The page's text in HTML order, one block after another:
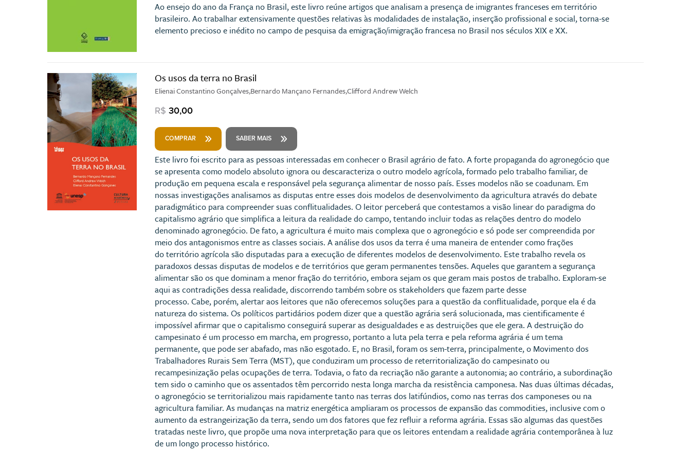
Ao ensejo do ano da França no Brasil, este livro reúne artigos que analisam a presença de imigrantes franceses em território
brasileiro. Ao trabalhar extensivamente questões relativas às modalidades de instalação, inserção profissional e social, torna-se
elemento precioso e inédito no campo de pesquisa da emigração/imigração francesa no Brasil nos séculos XIX e XX.
Os usos da terra no Brasil
Elienai Constantino Gonçalves,Bernardo Mançano Fernandes,Clifford Andrew Welch
R$ 30,00
COMPRAR SABER MAIS
Este livro foi escrito para as pessoas interessadas em conhecer o Brasil agrário de fato. A forte propaganda do agronegócio que
se apresenta como modelo absoluto ignora ou descaracteriza o outro modelo agrícola, formado pelo trabalho familiar, de
produção em pequena escala e responsável pela segurança alimentar de nosso país. Esses modelos não se coadunam. Em
nossas investigações analisamos as disputas entre esses dois modelos de desenvolvimento da agricultura através do debate
paradigmático para compreender suas conflitualidades. O leitor perceberá que contestamos a visão linear do paradigma do
capitalismo agrário que simplifica a leitura da realidade do campo, tentando incluir todas as relações dentro do modelo
denominado agronegócio. De fato, a agricultura é muito mais complexa que o agronegócio e só pode ser compreendida por
meio dos antagonismos entre as classes sociais. A análise dos usos da terra é uma maneira de entender como frações
do território agrícola são disputadas para a execução de diferentes modelos de desenvolvimento. Este trabalho revela os
paradoxos dessas disputas de modelos e de territórios que geram permanentes tensões. Aqueles que garantem a segurança
alimentar são os que dominam a menor fração do território, embora sejam os que geram mais postos de trabalho. Exploram-se
aqui as contradições dessa realidade, discorrendo também sobre os stakeholders que fazem parte desse
processo. Cabe, porém, alertar aos leitores que não oferecemos soluções para a questão da conflitualidade, porque ela é da
natureza do sistema. Os políticos partidários podem dizer que a questão agrária será solucionada, mas cientificamente é
impossível afirmar que o capitalismo conseguirá superar as desigualdades e as destruições que ele gera. A destruição do
campesinato é um processo em marcha, em progresso, portanto a luta pela terra e pela reforma agrária é um tema
permanente, que pode ser abafado, mas não esgotado. E, no Brasil, foram os sem-terra, principalmente, o Movimento dos
Trabalhadores Rurais Sem Terra (MST), que conduziram um processo de reterritorialização do campesinato ou
recampesinização pelas ocupações de terra. Todavia, o fato da recriação não garante a autonomia; ao contrário, a subordinação
tem sido o caminho que os assentados têm percorrido nesta longa marcha da resistência camponesa. Nas duas últimas décadas,
o agronegócio se territorializou mais rapidamente tanto nas terras dos latifúndios, como nas terras dos camponeses ou na
agricultura familiar. As mudanças na matriz energética ampliaram os processos de expansão das commodities, inclusive com o
aumento da estrangeirização da terra, sendo um dos fatores que fez refluir a reforma agrária. Essas são algumas das questões
tratadas neste livro, que propõe uma nova interpretação para que os leitores entendam a realidade agrária contemporânea à luz
de um longo processo histórico.